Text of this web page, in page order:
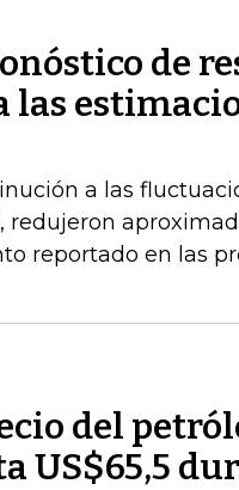
de
las
a las
redujeron
reportado en las
del
US$65,5